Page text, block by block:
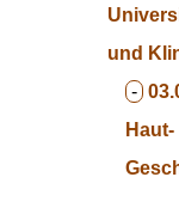
und
-
Haut-